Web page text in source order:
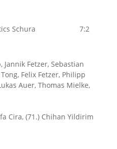
Goaletics Schura 7:2
Jannik Fetzer, Sebastian
Felix Fetzer, Philipp
Auer, Thomas Mielke,
Cira, (71.) Chihan Yildirim